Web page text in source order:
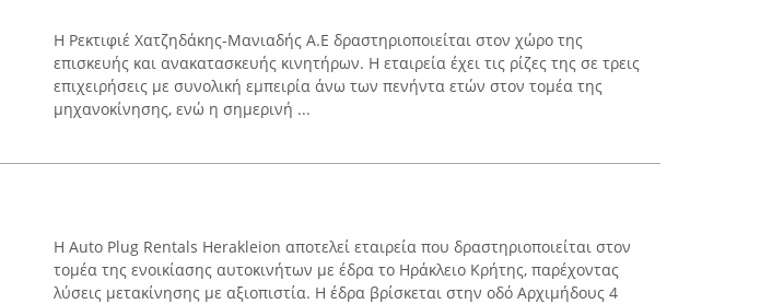
Η Ρεκτιφιέ Χατζηδάκης-Μανιαδής Α.Ε δραστηριοποιείται στον χώρο της
επισκευής και ανακατασκευής κινητήρων. Η εταιρεία έχει τις ρίζες της σε τρεις
επιχειρήσεις με συνολική εμπειρία άνω των πενήντα ετών στον τομέα της
μηχανοκίνησης, ενώ η σημερινή ...
Η Auto Plug Rentals Herakleion αποτελεί εταιρεία που δραστηριοποιείται στον
τομέα της ενοικίασης αυτοκινήτων με έδρα το Ηράκλειο Κρήτης, παρέχοντας
λύσεις μετακίνησης με αξιοπιστία. Η έδρα βρίσκεται στην οδό Αρχιμήδους 4